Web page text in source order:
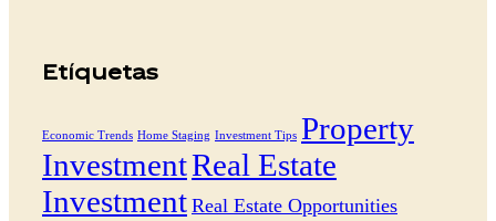
Etíquetas
Economic Trends Home Staging Investment Tips Property
InvestmentReal Estate
Investment Real Estate Opportunities